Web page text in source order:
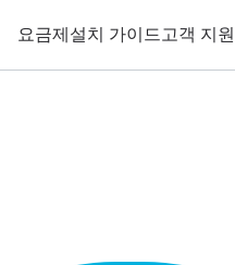
요금제설치 가이드고객 지원